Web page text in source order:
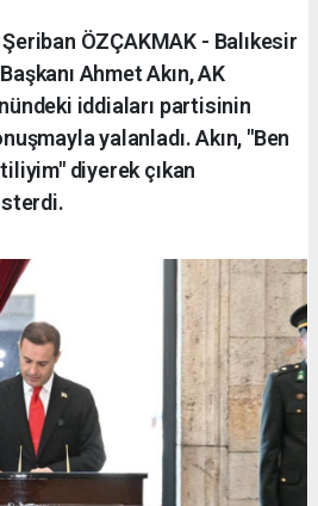
Şeriban ÖZÇAKMAK - Balıkesir
Ahmet Akın, AK
iddiaları partisinin
yalanladı. Akın, "Ben
diyerek çıkan